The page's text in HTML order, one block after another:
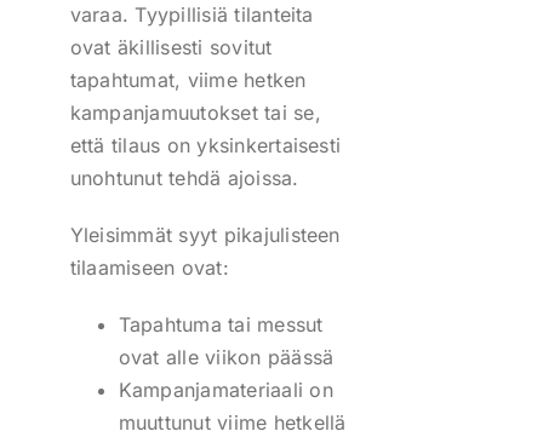
varaa. Tyypillisiä tilanteita
ovat äkillisesti sovitut
tapahtumat, viime hetken
kampanjamuutokset tai se,
että tilaus on yksinkertaisesti
unohtunut tehdä ajoissa.
Yleisimmät syyt pikajulisteen
tilaamiseen ovat:
Tapahtuma tai messut
ovat alle viikon päässä
Kampanjamateriaali on
muuttunut viime hetkellä